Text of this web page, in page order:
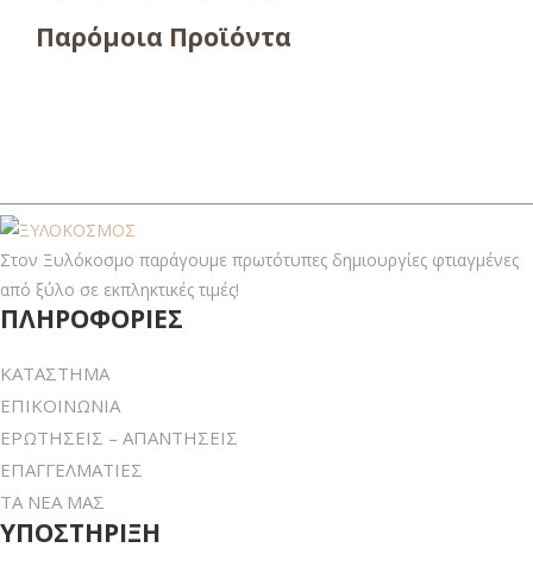
Παρόμοια Προϊόντα
Στον Ξυλόκοσμο παράγουμε πρωτότυπες δημιουργίες φτιαγμένες
από ξύλο σε εκπληκτικές τιμές!
ΠΛΗΡΟΦΟΡΙΕΣ
ΚΑΤΑΣΤΗΜΑ
ΕΠΙΚΟΙΝΩΝΙΑ
ΕΡΩΤΗΣΕΙΣ – ΑΠΑΝΤΗΣΕΙΣ
ΕΠΑΓΓΕΛΜΑΤΙΕΣ
ΤΑ ΝΕΑ ΜΑΣ
ΥΠΟΣΤΗΡΙΞΗ